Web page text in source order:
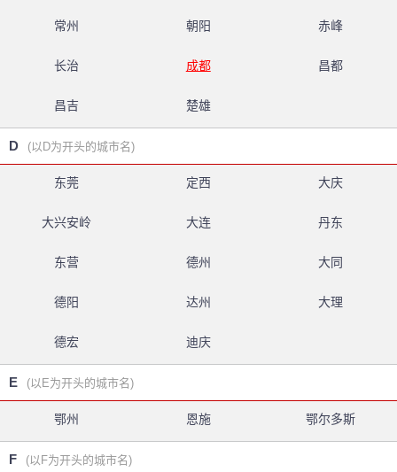
常州 朝阳 赤峰
长治 成都 昌都
昌吉 楚雄
D (以D为开头的城市名)
东莞 定西 大庆
大兴安岭 大连 丹东
东营 德州 大同
德阳 达州 大理
德宏 迪庆
E (以E为开头的城市名)
鄂州 恩施 鄂尔多斯
F (以F为开头的城市名)